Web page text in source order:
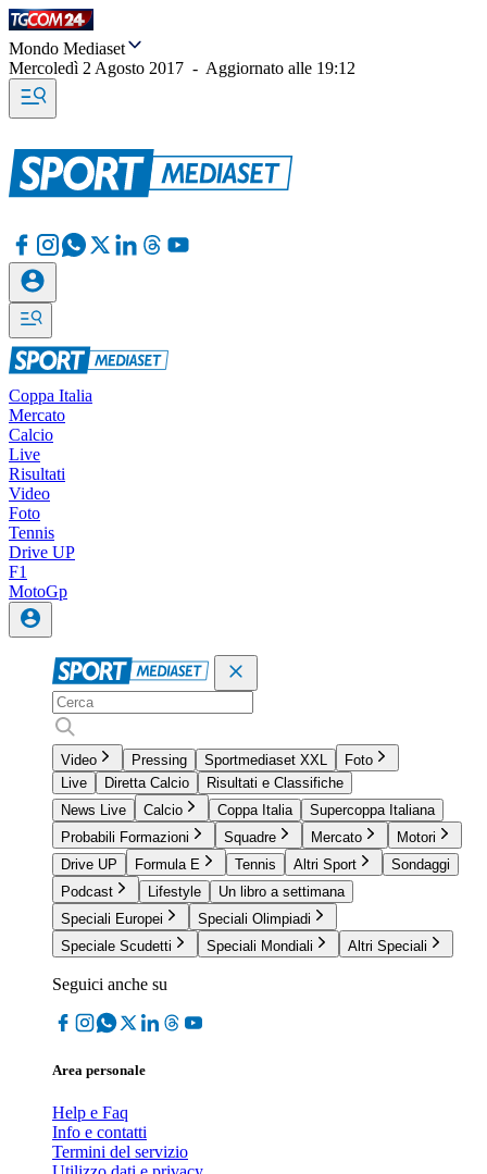
Mondo Mediaset
Mercoledì 2 Agosto 2017 - Aggiornato alle 19:12
Coppa Italia
Mercato
Calcio
Live
Risultati
Video
Foto
Tennis
Drive UP
F1
MotoGp
Video Pressing Sportmediaset XXL
Foto
Live
Diretta Calcio
Risultati e Classifiche
News Live
Calcio Coppa Italia
Supercoppa Italiana
Probabili Formazioni
Squadre Mercato
Motori
Drive UP
Formula E Tennis Altri Sport
Sondaggi
Podcast
Lifestyle
Un libro a settimana
Speciali Europei
Speciali Olimpiadi
Speciale Scudetti
Speciali Mondiali Altri Speciali
Seguici anche su
Area personale
Help e Faq
Info e contatti
Termini del servizio